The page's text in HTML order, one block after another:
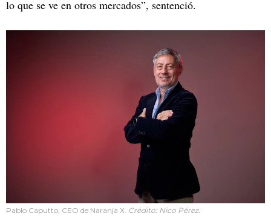
lo que se ve en otros mercados”, sentenció.
Pablo Caputto, CEO de Naranja X. Crédito: Nico Pérez.